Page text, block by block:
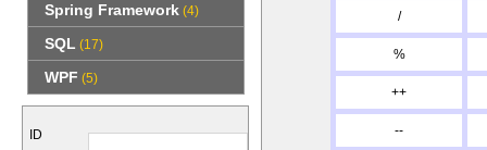
Spring Framework (4)
SQL (17)
WPF (5)
ID
/
%
++
--